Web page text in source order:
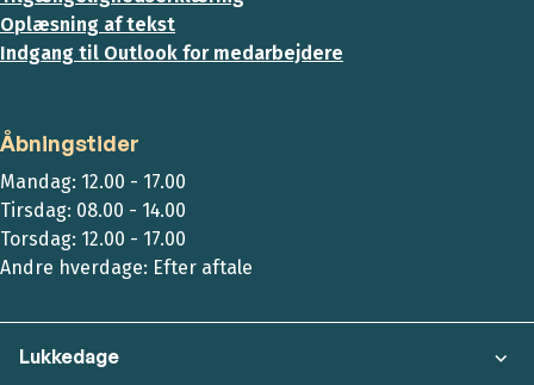
Oplæsning af tekst
Indgang til Outlook for medarbejdere
Åbningstider
Mandag: 12.00 - 17.00
Tirsdag: 08.00 - 14.00
Torsdag: 12.00 - 17.00
Andre hverdage: Efter aftale
Lukkedage